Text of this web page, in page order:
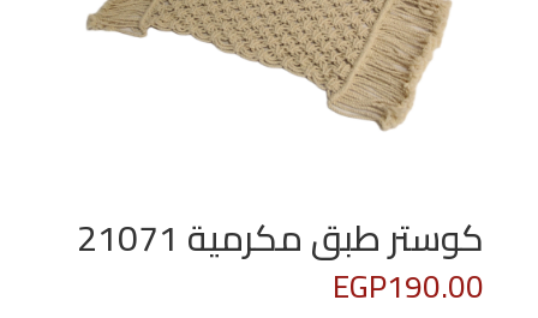
كوستر طبق مكرمية 21071
EGP190.00